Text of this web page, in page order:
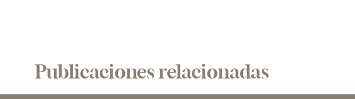
Publicaciones relacionadas